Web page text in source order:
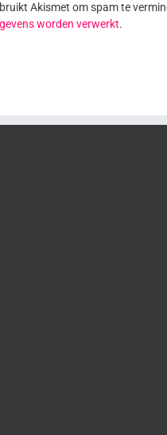
Akismet om spam te
worden verwerkt.